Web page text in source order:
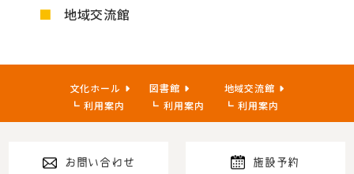
地域交流館
文化ホール
利用案内
図書館
利用案内
地域交流館
利用案内
お問い合わせ 施設予約